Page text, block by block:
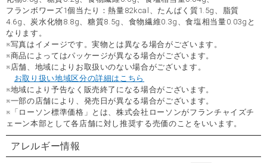
フランボワーズ1個当たり：熱量82kcal、たんぱく質1.5g、脂質
4.6g、炭水化物8.8g、糖質8.5g、食物繊維0.3g、食塩相当量0.03gと
なります。
※写真はイメージです。実物とは異なる場合がございます。
※商品によってはパッケージが異なる場合がございます。
※店舗、地域によりお取扱いのない場合がございます。
お取り扱い地域区分の詳細はこちら
※地域により予告なく販売終了になる場合がございます。
※一部の店舗により、発売日が異なる場合がございます。
※「ローソン標準価格」とは、株式会社ローソンがフランチャイズチ
ェーン本部として各店舗に対し推奨する売価のことをいいます。
アレルギー情報